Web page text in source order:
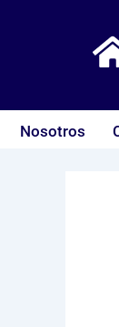
Nosotros